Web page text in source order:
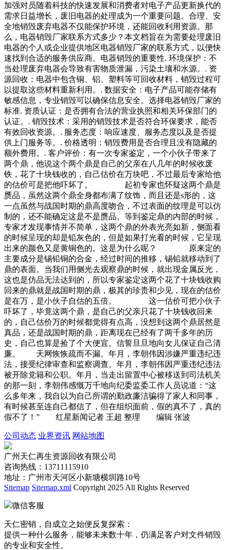
加强对员随着科技的快速发展和消费者对电子产品更新换代的
需求日益增长，废旧电器的处理成为一个重要问题。合理、安
全地销毁废弃电器不仅能保护环境，还能回收利用资源。那
么，电器销毁厂家联系方式多少？本文档旨在为需要处理废旧
电器的个人或企业提供地区电器销毁厂家的联系方式，以便快
速找到合适的服务供应商。电器销毁的重要性. 环境保护：不
当处理废弃电器会导致有害物质泄漏，污染土壤和水源。. 资
源回收：电器中包含铜、铝、塑料等可回收材料，销毁过程可
以提取这些材料重新利用。. 数据安全：电子产品可能存储有
敏感信息，专业销毁可以确保信息安全。选择电器销毁厂家的
标准. 资质认证：是否拥有合法的营业执照和相关环保部门的
认证。. 销毁技术：采用的销毁技术是否符合环保要求，能否
有效回收资源。. 服务态度：响应速度、服务态度以及是否提
供上门服务等。. 价格透明：销毁费用是否合理且没有隐藏的
额外费用。. 客户评价：有一次专家鉴定，一个小伙子带来了
两个鼎，他说这个两个鼎是自己的父亲在八几年的时候收废
铁，花了十块钱收的，自己估价在万块吧，不过最后专家给他
的估价可是把他吓坏了。 起初专家也怀疑这两个鼎是
赝品，虽然这两个鼎全身都布满了纹饰，而且还是s形的，这
一点虽然与战国时期的鼎高度吻合，不过表面的纹理是可以仿
制的，还不能确定这是不是赝品。等到鉴定鼎的内部的时候，
专家才发现事情并不简单，这两个鼎的外表光亮如新，侧面看
的时候呈现的却是铅灰色的，但是如果打光看的时候，它呈现
出来的颜色又是黄铜色的。这是为什么呢？ 原来定的
主要成分是锡铅铜的合金，经过时间的推移，锡铅就移动到了
鼎的表面。当我们用侧光去观察鼎的时候，就出现金属反光，
这也是仿品无法达到的，所以专家鉴定这两个花了十块钱收购
回来的鼎就是战国时期的鼎，极其的珍贵和少见，现在的估价
是在万，是小伙子自估的五倍。 这一估价可把小伙子
吓坏了，毕竟这两个鼎，是自己的父亲只花了十块钱收回来
的，自己估价万的时候都觉得有点高，没想到这两个鼎居然是
真品，还是战国时期的鼎，距离现在已经有了两千多年的历
史，自己也算是捡了个大便宜。信誓旦旦地向女儿保证自己清
廉。 天网恢恢疏而不漏。年月，李朝伟因涉嫌严重违纪违
法，接受纪律审查和监察调查。年月，李朝伟因严重违纪违法
被开除党籍和公职。年月，当走出留置中心被移送到司法机关
的那一刻，李朝伟感慨万千地向纪委监委工作人员说道：“这
么多年来，我自以为自己所谓的勤政廉洁骗得了家人和同事，
有时候甚至连自己都信了，但在组织面前，假的真不了，真的
假不了！” 红星新闻记者 王超 整理 编辑 张波
公司动态 业界资讯 网站地图
广州天仁再生资源回收有限公司
咨询热线：13711115910
地址：广州市天河区小新塘横圳路10号
Sitemap Sitemap.xml Copyright 2025 All Rights Reserved
微信客服
天仁密销，自成立之始便反复探索：
提供一种什么服务，能够未来数十年，仍满足客户对文件销毁
的专业和安全性。